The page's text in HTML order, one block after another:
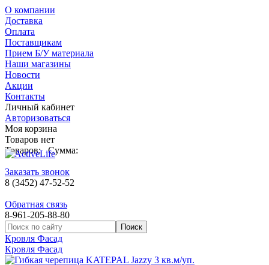
О компании
Доставка
Оплата
Поставщикам
Прием Б/У материала
Наши магазины
Новости
Акции
Контакты
Личный кабинет
Авторизоваться
Моя корзина
Товаров нет
Товаров: Сумма:
Заказать звонок
8 (3452) 47-52-52
Обратная связь
8-961-205-88-80
Кровля Фасад
Кровля Фасад